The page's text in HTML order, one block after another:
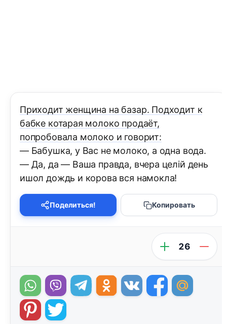
Приходит женщина на базар. Подходит к
бабке котарая молоко продаёт,
попробовала молоко и говорит:
— Бабушка, у Вас не молоко, а одна вода.
— Да, да — Ваша правда, вчера целій день
ишол дождь и корова вся намокла!
Поделиться! Копировать
26